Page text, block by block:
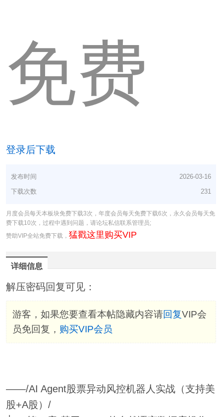
免费
登录后下载
发布时间
2026-03-16
下载次数
231
月度会员每天本板块免费下载3次，年度会员每天免费下载6次，永久会员每天免
费下载10次，过程中遇到问题，请论坛私信联系管理员;
赞助VIP全站免费下载， 猛戳这里购买VIP
详细信息
解压密码回复可见：
游客，如果您要查看本帖隐藏内容请回复VIP会
员免回复， 购买VIP会员
——/AI Agent股票异动风控机器人实战（支持美
股+A股）/